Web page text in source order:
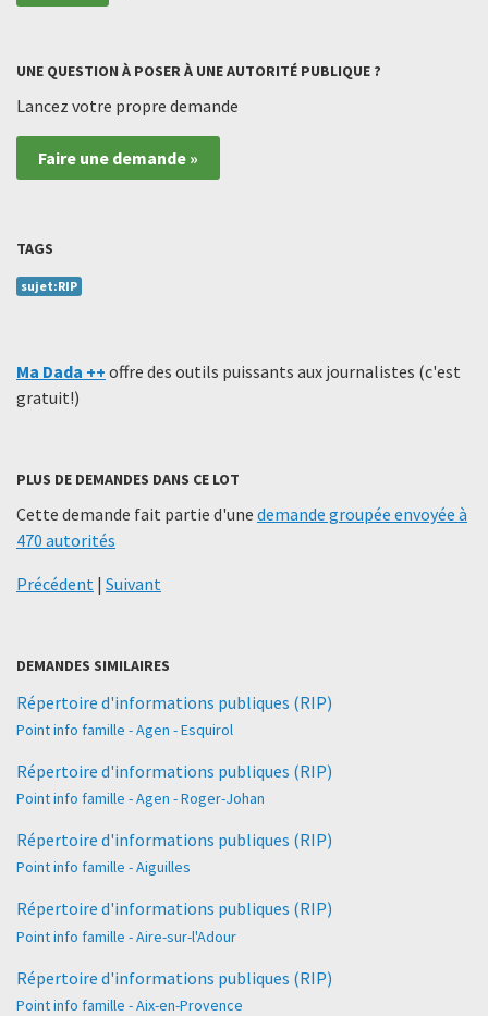
UNE QUESTION À POSER À UNE AUTORITÉ PUBLIQUE ?
Lancez votre propre demande
Faire une demande »
TAGS
sujet:RIP
Ma Dada ++ offre des outils puissants aux journalistes (c'est
gratuit!)
PLUS DE DEMANDES DANS CE LOT
Cette demande fait partie d'une demande groupée envoyée à
470 autorités
Précédent | Suivant
DEMANDES SIMILAIRES
Répertoire d'informations publiques (RIP)
Point info famille - Agen - Esquirol
Répertoire d'informations publiques (RIP)
Point info famille - Agen - Roger-Johan
Répertoire d'informations publiques (RIP)
Point info famille - Aiguilles
Répertoire d'informations publiques (RIP)
Point info famille - Aire-sur-l'Adour
Répertoire d'informations publiques (RIP)
Point info famille - Aix-en-Provence